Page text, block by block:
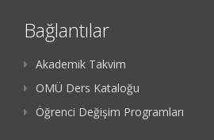
Bağlantılar
Akademik Takvim
OMÜ Ders Kataloğu
Öğrenci Değişim Programları